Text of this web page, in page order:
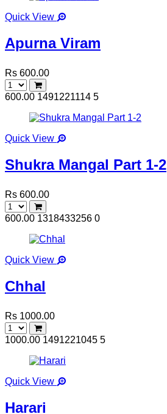
Quick View
Apurna Viram
Rs 600.00
600.00 1491221114 5
Quick View
Shukra Mangal Part 1-2
Rs 600.00
600.00 1318433256 0
Quick View
Chhal
Rs 1000.00
1000.00 1491221045 5
Quick View
Harari